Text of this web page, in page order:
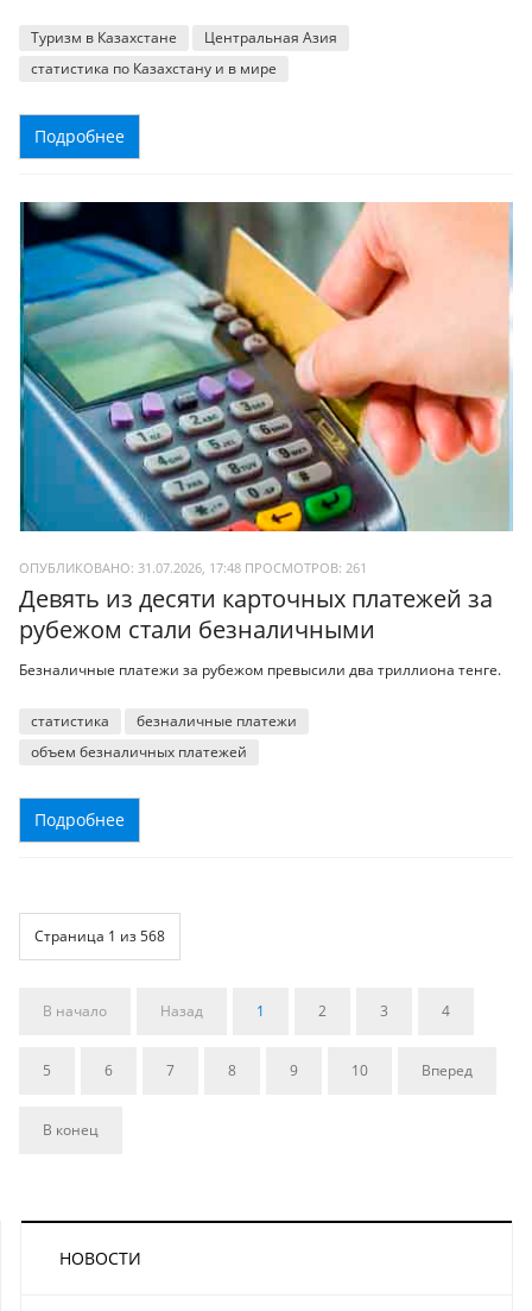
Туризм в Казахстане
Центральная Азия
статистика по Казахстану и в мире
Подробнее
ОПУБЛИКОВАНО: 31.07.2026, 17:48 ПРОСМОТРОВ: 261
Девять из десяти карточных платежей за
рубежом стали безналичными
Безналичные платежи за рубежом превысили два триллиона тенге.
статистика
безналичные платежи
объем безналичных платежей
Подробнее
Страница 1 из 568
В начало Назад 1 2 3 4
5 6 7 8 9 10 Вперед
В конец
НОВОСТИ